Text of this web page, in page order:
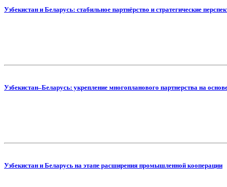
Узбекистан и Беларусь: стабильное партнёрство и стратегические
Узбекистан–Беларусь: укрепление многопланового партнерства на
Узбекистан и Беларусь на этапе расширения промышленной кооперации